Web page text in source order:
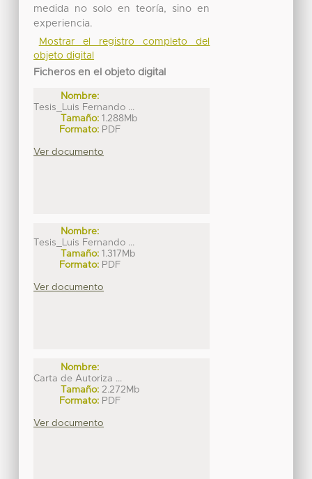
medida no solo en teoría, sino en
experiencia.
Mostrar el registro completo del
objeto digital
Ficheros en el objeto digital
Nombre:
Tesis_Luis Fernando ...
Tamaño: 1.288Mb
Formato: PDF
Ver documento
Nombre:
Tesis_Luis Fernando ...
Tamaño: 1.317Mb
Formato: PDF
Ver documento
Nombre:
Carta de Autoriza ...
Tamaño: 2.272Mb
Formato: PDF
Ver documento